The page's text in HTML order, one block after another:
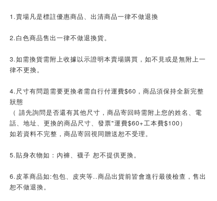
1.賣場凡是標註優惠商品、出清商品一律不做退換
2.白色商品售出一律不做退換貨。
3.如需換貨需附上收據以示證明本賣場購買，如不見或是無附上一
律不更換。
4.尺寸有問題需要更換者需自行付運費$60，商品須保持全新完整
狀態
（ 請先詢問是否還有其他尺寸，商品寄回時需附上您的姓名、電
話、地址、更換的商品尺寸、發票"運費$60+工本費$100）
如若資料不完整，商品寄回視同贈送恕不受理。
5.貼身衣物如：內褲、襪子 恕不提供更換。
6.皮革商品如:包包、皮夾等..商品出貨前皆會進行最後檢查，售出
恕不做退換。